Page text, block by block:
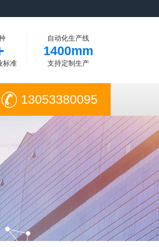
标准
自动化生产线
1400mm
支持定制生产
13053380095